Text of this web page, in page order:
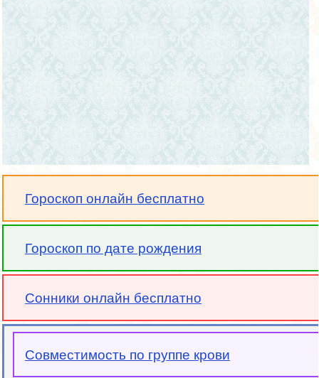
Гороскоп онлайн бесплатно
Гороскоп по дате рождения
Сонники онлайн бесплатно
Совместимость по группе крови